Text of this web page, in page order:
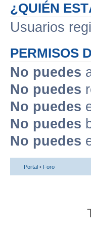
¿QUIÉN
Usuarios
PERMISOS
No puedes
No puedes
No puedes
No puedes
No puedes
Portal • Foro